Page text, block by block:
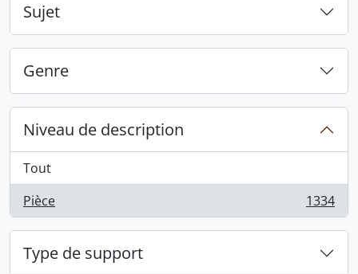
Sujet
Genre
Niveau de description
Tout
Pièce
, 1334 résultats 1334
Type de support